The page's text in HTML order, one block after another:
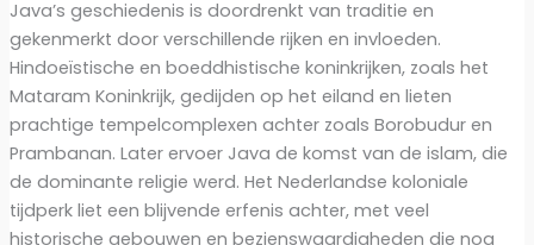
Java’s geschiedenis is doordrenkt van traditie en
gekenmerkt door verschillende rijken en invloeden.
Hindoeïstische en boeddhistische koninkrijken, zoals het
Mataram Koninkrijk, gedijden op het eiland en lieten
prachtige tempelcomplexen achter zoals Borobudur en
Prambanan. Later ervoer Java de komst van de islam, die
de dominante religie werd. Het Nederlandse koloniale
tijdperk liet een blijvende erfenis achter, met veel
historische gebouwen en bezienswaardigheden die nog